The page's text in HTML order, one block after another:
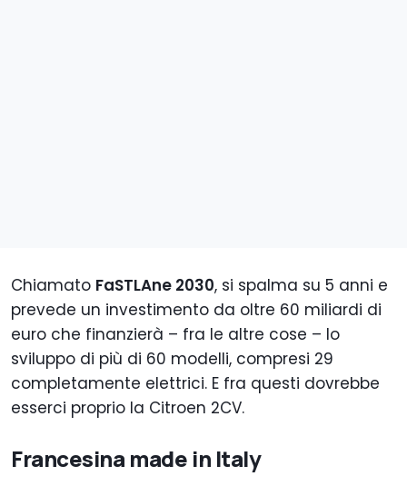
Chiamato FaSTLAne 2030, si spalma su 5 anni e
prevede un investimento da oltre 60 miliardi di
euro che finanzierà – fra le altre cose – lo
sviluppo di più di 60 modelli, compresi 29
completamente elettrici. E fra questi dovrebbe
esserci proprio la Citroen 2CV.
Francesina made in Italy